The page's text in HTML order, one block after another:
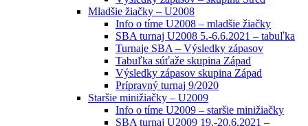
Mladšie žiačky – U2008
Info o tíme U2008 – mladšie žiačky
SBA turnaj U2008 5.-6.6.2021 – tabuľka
Turnaje SBA – Výsledky zápasov
Tabuľka súťaže skupina Západ
Výsledky zápasov skupina Západ
Prípravný turnaj 9/2020
Staršie minižiačky – U2009
Info o tíme U2009 – staršie minižiačky
SBA turnaj U2009 19.-20.6.2021 –